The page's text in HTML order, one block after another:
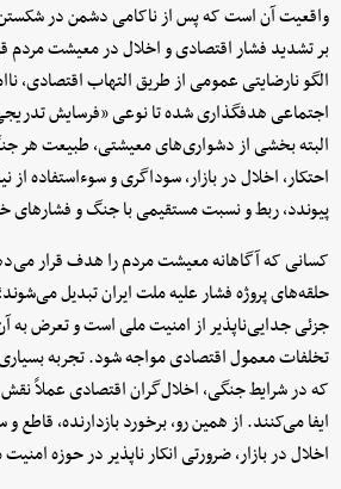
واقعیت آن است که پس از ناکامی دشمن در شکستن
بر تشدید فشار اقتصادی و اخلال در معیشت مردم
الگو نارضایتی عمومی از طریق التهاب اقتصادی،
اجتماعی هدفگذاری شده تا نوعی «فرسایش
البته بخشی از دشواری‌های معیشتی، طبیعت هر
احتکار، اخلال در بازار، سوداگری و سوءاستفاده از
پیوندد، ربط و نسبت مستقیمی با جنگ و فشارهای
کسانی که آگاهانه معیشت مردم را هدف قرار
حلقه‌های پروژه فشار علیه ملت ایران تبدیل
جزئی جدایی‌ناپذیر از امنیت ملی است و تعرض به
تخلفات معمول اقتصادی مواجه شود. تجربه
که در شرایط جنگی، اخلال‌گران اقتصادی عملاً نقش
ایفا می‌کنند. از همین رو، برخورد بازدارنده، قاطع
اخلال در بازار، ضرورتی انکار ناپذیر در حوزه